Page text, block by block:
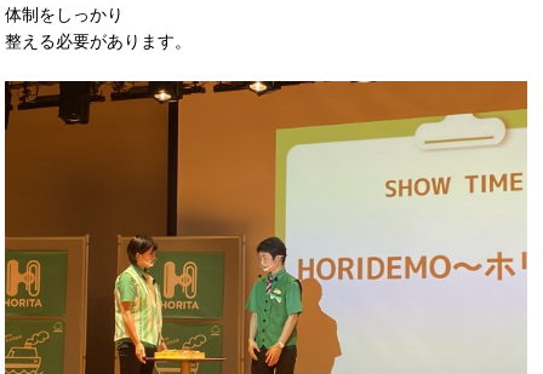
体制をしっかり
整える必要があります。